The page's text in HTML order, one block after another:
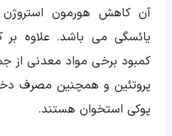
آن کاهش هورمون
یائسگی می باشد. علاوه
کمبود برخی مواد معدنی از
پروتئین و همچنین مصرف
پوکی استخوان هستند.